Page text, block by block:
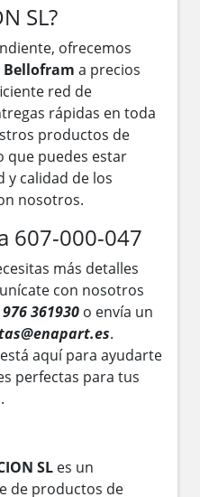
SL?
ofrecemos
Bellofram a precios
red de
rápidas en toda
productos de
que puedes estar
y calidad de los
nosotros.
607-000-047
más detalles
con nosotros
361930 o envía un
.
aquí para ayudarte
perfectas para tus
SL es un
de productos de